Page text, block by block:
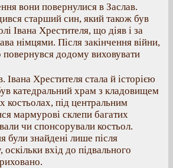
вони повернулися в Заслав.
старший син, який також був
Івана Хрестителя, що діяв і за
німцями. Після закінчення війни,
повернувся додому виховувати
Івана Хрестителя стала й історією
катедральний храм з кладовищем
костьолах, під центральним
мармурові склепи багатих
чи спонсорували костьол.
були знайдені лише після
вхід до підвального